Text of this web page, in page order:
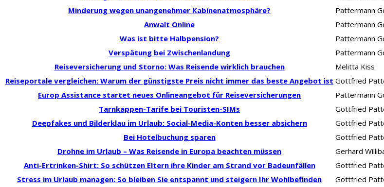
Minderung wegen unangenehmer Kabinenatmosphäre?
Pattermann
Anwalt Online
Pattermann
Was ist bitte Halbpension?
Pattermann
Verspätung bei Zwischenlandung
Pattermann
Reiseversicherung und Storno: Was Reisende wirklich brauchen
Melitta Kiss
Reiseportale vergleichen: Warum der günstigste Preis nicht immer das beste Angebot ist Gottfried
Europ Assistance startet neues Onlineangebot für Reiseversicherungen
Pattermann
Tarnkappen-Tarife bei Touristen-SIMs
Gottfried
Deepfakes und Bilderklau im Urlaub: Social-Media-Konten besser absichern
Gottfried
Bei Hotelbuchung sparen
Gottfried
Drohne im Urlaub – Was Reisende in Europa beachten müssen
Gerhard
Anti-Ertrinken-Shirt: So schützen Eltern ihre Kinder am Strand vor Badeunfällen
Gottfried
Stress im Urlaub managen: So bleiben Sie entspannt und steigern Ihr Wohlbefinden
Gottfried